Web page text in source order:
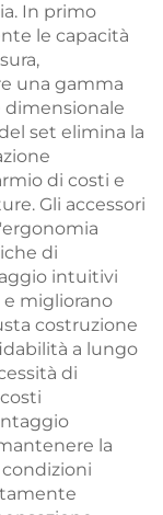
In primo
le capacità
una gamma
dimensionale
set elimina la
di costi e
Gli accessori
di
intuitivi
migliorano
costruzione
a lungo
di
la